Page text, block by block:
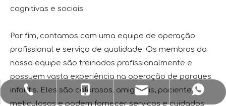
cognitivas e sociais.
Por fim, contamos com uma equipe de operação
profissional e serviço de qualidade. Os membros da
nossa equipe são treinados profissionalmente e
possuem vasta experiência na operação de parques
infantis. Eles são calorosos, amigáveis, pacientes e
meticulosos e podem fornecer serviços e cuidados
+86-577-67499999
+86-18066498819
sale1@huaxiatoys.com
+8618066498819